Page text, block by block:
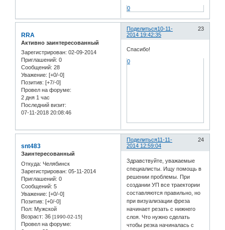
0
Поделиться 23
10-11-
2014 19:42:35
RRA
Активно заинтересованный
Зарегистрирован: 02-09-2014
Приглашений: 0
Сообщений: 28
Уважение: [+0/-0]
Позитив: [+7/-0]
Провел на форуме:
2 дня 1 час
Последний визит:
07-11-2018 20:08:46
Спасибо!
0
Поделиться 24
11-11-
2014 12:59:04
snt483
Заинтересованный
Откуда: Челябинск
Зарегистрирован: 05-11-2014
Приглашений: 0
Сообщений: 5
Уважение: [+0/-0]
Позитив: [+0/-0]
Пол: Мужской
Возраст: 36 [1990-02-15]
Провел на форуме:
Здравствуйте, уважаемые
специалисты. Ищу помощь в
решении проблемы. При
создании УП все траектории
составляются правильно, но
при визуализации фреза
начинает резать с нижнего
слоя. Что нужно сделать
чтобы резка начиналась с